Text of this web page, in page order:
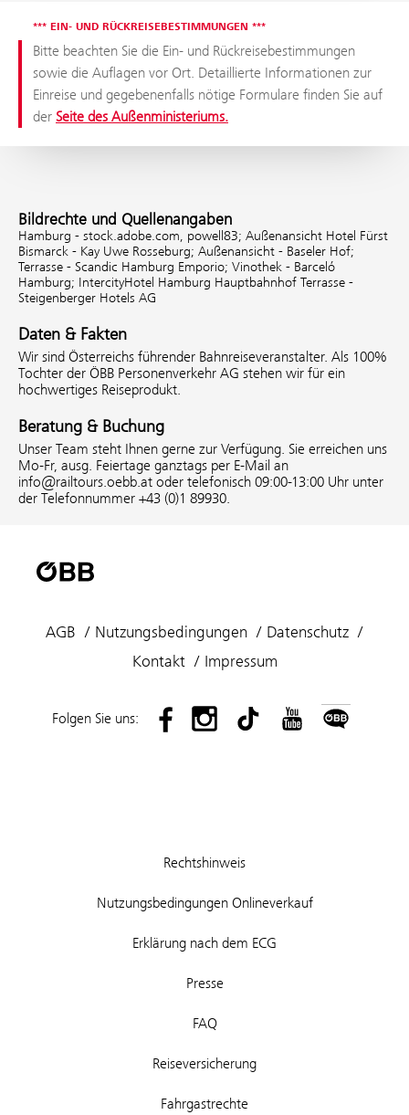
​​​​​​​*** EIN- UND RÜCKREISEBESTIMMUNGEN ***
Bitte beachten Sie die Ein- und Rückreisebestimmungen
sowie die Auflagen vor Ort. Detaillierte Informationen zur
Einreise und gegebenenfalls nötige Formulare finden Sie auf
der Seite des Außenministeriums.
Bildrechte und Quellenangaben
Hamburg - stock.adobe.com, powell83; Außenansicht Hotel Fürst
Bismarck - Kay Uwe Rosseburg; Außenansicht - Baseler Hof;
Terrasse - Scandic Hamburg Emporio; Vinothek - Barceló
Hamburg; IntercityHotel Hamburg Hauptbahnhof Terrasse -
Steigenberger Hotels AG
Daten & Fakten
Wir sind Österreichs führender Bahnreiseveranstalter. Als 100%
Tochter der ÖBB Personenverkehr AG stehen wir für ein
hochwertiges Reiseprodukt.
Beratung & Buchung
Unser Team steht Ihnen gerne zur Verfügung. Sie erreichen uns
Mo-Fr, ausg. Feiertage ganztags per E-Mail an
info@railtours.oebb.at oder telefonisch 09:00-13:00 Uhr unter
der Telefonnummer +43 (0)1 89930.
AGB Nutzungsbedingungen
Datenschutz
Kontakt
Impressum
Folgen Sie uns:
Rechtshinweis
Nutzungsbedingungen Onlineverkauf
Erklärung nach dem ECG
Presse
FAQ
Reiseversicherung
Fahrgastrechte